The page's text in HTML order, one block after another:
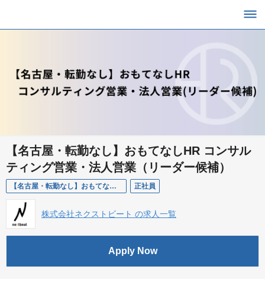
【名古屋・転勤なし】おもてなしHR コンサル
ティング営業・法人営業（リーダー候補）
【名古屋・転勤なし】おもてなしHR コンサルティング営業・法人営業（リーダー候補） 正社員
株式会社ネクストビート の求人一覧
Apply Now